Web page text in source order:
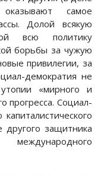
самое
Долой всякую
всю политику
борьбы за чужую
привилегии, за
демократия не
«мирного и
прогресса. Социал-
защитника